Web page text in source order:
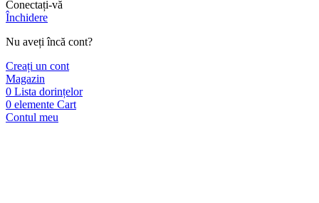
Conectați-vă
Închidere
Nu aveți încă cont?
Creați un cont
Magazin
0 Lista dorințelor
0 elemente Cart
Contul meu